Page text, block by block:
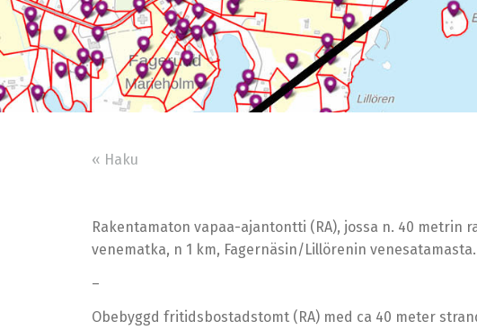
« Haku
Rakentamaton vapaa-ajantontti (RA), jossa n. 40 metrin
venematka, n 1 km, Fagernäsin/Lillörenin venesatamasta.
–
Obebyggd fritidsbostadstomt (RA) med ca 40 meter